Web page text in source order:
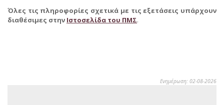
Όλες τις πληροφορίες σχετικά με τις εξετάσεις υπάρχουν
διαθέσιμες στην Ιστοσελίδα του ΠΜΣ.
Ενημέρωση: 02-08-2026